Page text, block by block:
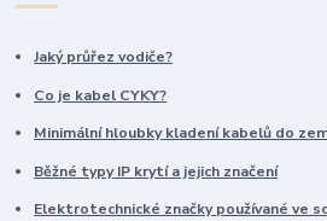
Jaký průřez vodiče?
Co je kabel CYKY?
Minimální hloubky kladení kabelů do
Běžné typy IP krytí a jejich značení
Elektrotechnické značky používané ve